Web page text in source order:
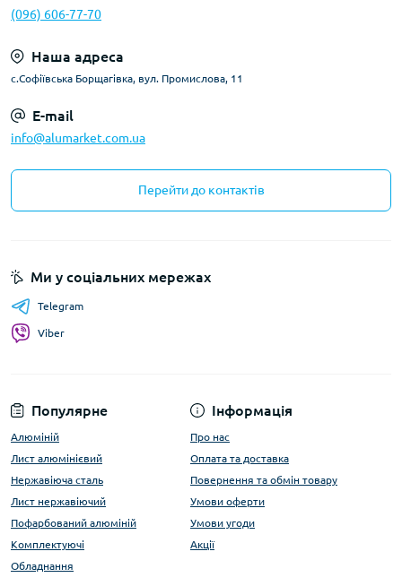
(096) 606-77-70
Наша адреса
с.Софіївська Борщагівка, вул. Промислова, 11
E-mail
info@alumarket.com.ua
Перейти до контактів
Популярне
Алюміній
Лист алюмінієвий
Нержавіюча сталь
Лист нержавіючий
Пофарбований алюміній
Комплектуючі
Обладнання
Інформація
Про нас
Оплата та доставка
Повернення та обмін товару
Умови оферти
Умови угоди
Акції
Ми у соціальних мережах
Telegram
Viber